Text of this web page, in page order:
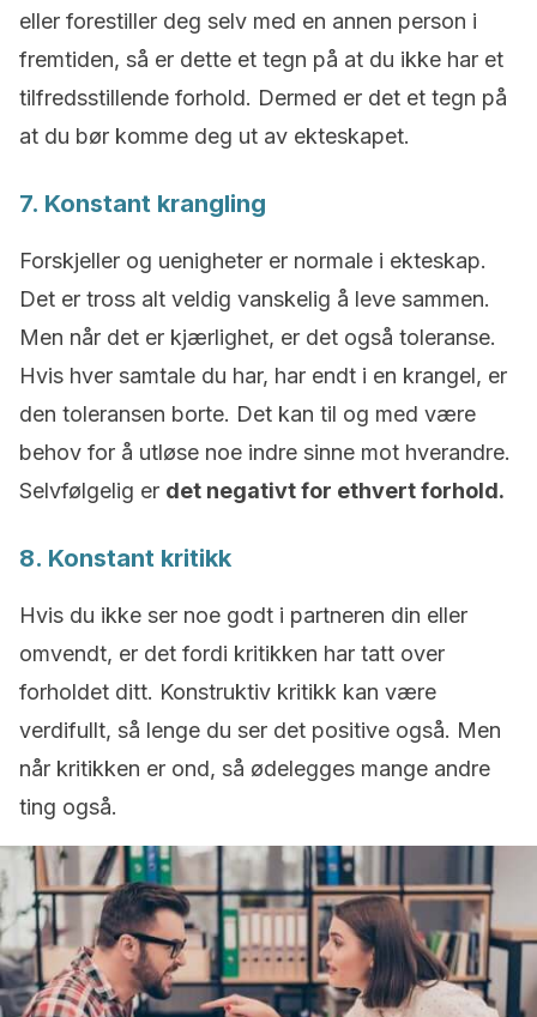
eller forestiller deg selv med en annen person i
fremtiden, så er dette et tegn på at du ikke har et
tilfredsstillende forhold. Dermed er det et tegn på
at du bør komme deg ut av ekteskapet.
7. Konstant krangling
Forskjeller og uenigheter er normale i ekteskap.
Det er tross alt veldig vanskelig å leve sammen.
Men når det er kjærlighet, er det også toleranse.
Hvis hver samtale du har, har endt i en krangel, er
den toleransen borte. Det kan til og med være
behov for å utløse noe indre sinne mot hverandre.
Selvfølgelig er det negativt for ethvert forhold.
8. Konstant kritikk
Hvis du ikke ser noe godt i partneren din eller
omvendt, er det fordi kritikken har tatt over
forholdet ditt. Konstruktiv kritikk kan være
verdifullt, så lenge du ser det positive også. Men
når kritikken er ond, så ødelegges mange andre
ting også.